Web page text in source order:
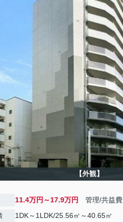
【外観】
11.4万円～17.9万円 管理/共益費
1DK～1LDK/25.56㎡～40.65㎡